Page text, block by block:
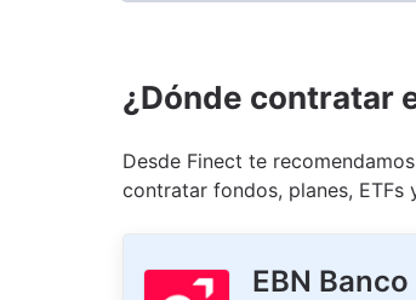
¿Dónde contratar
Desde Finect te
contratar fondos, planes,
EBN Banco